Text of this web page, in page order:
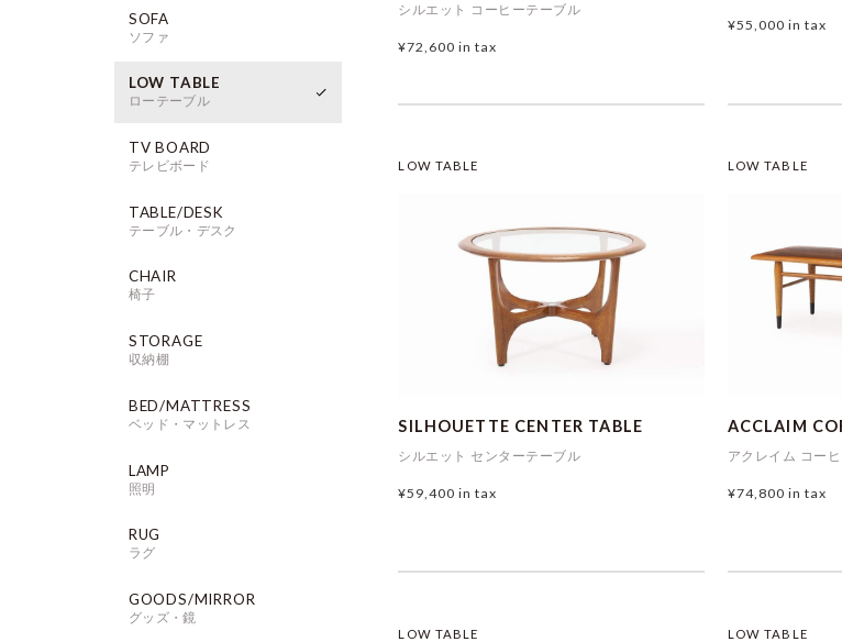
SOFA
ソファ
LOW TABLE
ローテーブル
TV BOARD
テレビボード
TABLE/DESK
テーブル・デスク
CHAIR
椅子
STORAGE
収納棚
BED/MATTRESS
ベッド・マットレス
LAMP
照明
RUG
ラグ
GOODS/MIRROR
グッズ・鏡
シルエット コーヒーテーブル
¥72,600in tax
¥55,000 in tax
LOW TABLE
SILHOUETTE CENTER TABLE
シルエット センターテーブル
¥59,400in tax
LOW TABLE
ACCLAIM
アクレイム コー
¥74,800 in tax
LOW TABLE LOW TABLE